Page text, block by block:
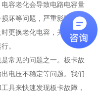
容老化会导致电路电容量
坏等问题，严重影响设备
更换老化电容，并采用高
。
常见的问题之一。板卡故
电压不稳定等问题。我们
具来快速发现板卡故障，